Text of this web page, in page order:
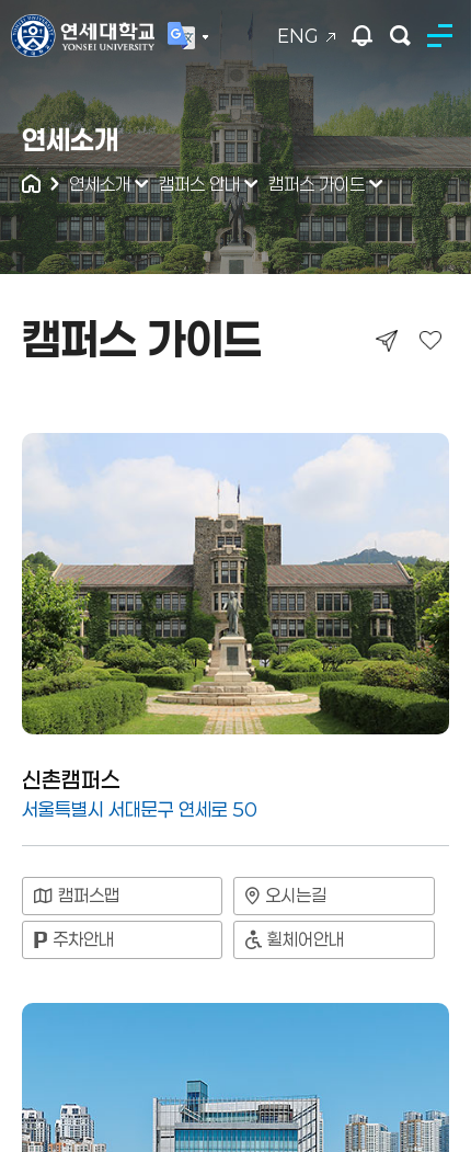
ENG
연세대학교
통합검색
연세소개
연세소개 캠퍼스 안내 캠퍼스 가이드
캠퍼스 가이드
캠퍼스 가이드
신촌캠퍼스
서울특별시 서대문구 연세로 50
캠퍼스맵 오시는길
주차안내 휠체어안내